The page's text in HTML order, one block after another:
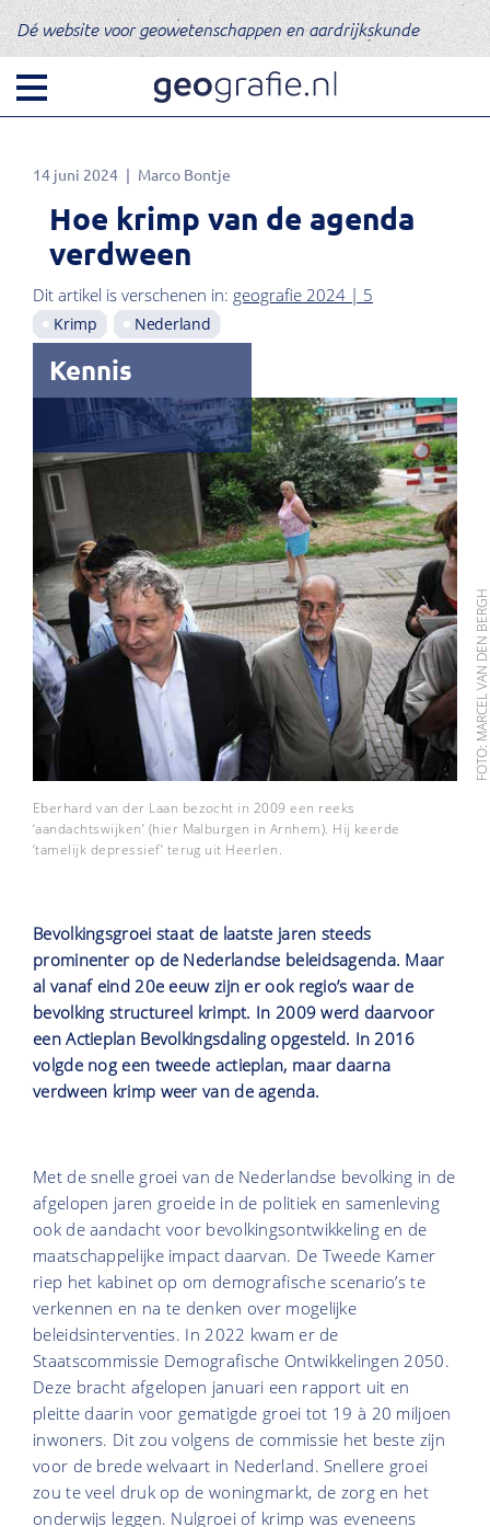
Dé website voor geowetenschappen en aardrijkskunde
14 juni 2024 Marco Bontje
Hoe krimp van de agenda
verdween
Dit artikel is verschenen in: geografie 2024 | 5
Krimp Nederland
Kennis
FOTO: MARCEL VAN DEN BERGH
Eberhard van der Laan bezocht in 2009 een reeks
‘aandachtswijken’ (hier Malburgen in Arnhem). Hij keerde
‘tamelijk depressief’ terug uit Heerlen.
Bevolkingsgroei staat de laatste jaren steeds
prominenter op de Nederlandse beleidsagenda. Maar
al vanaf eind 20e eeuw zijn er ook regio’s waar de
bevolking structureel krimpt. In 2009 werd daarvoor
een Actieplan Bevolkingsdaling opgesteld. In 2016
volgde nog een tweede actieplan, maar daarna
verdween krimp weer van de agenda.
Met de snelle groei van de Nederlandse bevolking in de
afgelopen jaren groeide in de politiek en samenleving
ook de aandacht voor bevolkingsontwikkeling en de
maatschappelijke impact daarvan. De Tweede Kamer
riep het kabinet op om demografische scenario’s te
verkennen en na te denken over mogelijke
beleidsinterventies. In 2022 kwam er de
Staatscommissie Demografische Ontwikkelingen 2050.
Deze bracht afgelopen januari een rapport uit en
pleitte daarin voor gematigde groei tot 19 à 20 miljoen
inwoners. Dit zou volgens de commissie het beste zijn
voor de brede welvaart in Nederland. Snellere groei
zou te veel druk op de woningmarkt, de zorg en het
onderwijs leggen. Nulgroei of krimp was eveneens